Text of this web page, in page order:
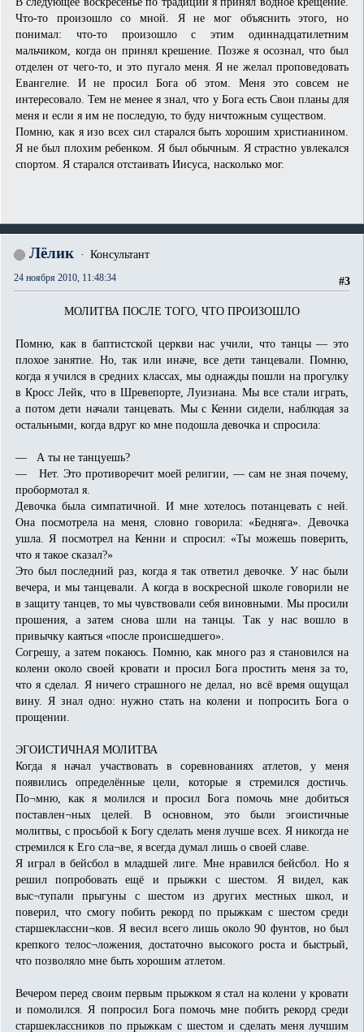
Что-то произошло со мной. Я не мог объяснить этого, но
понимал: что-то произошло с этим одиннадцатилетним
мальчиком, когда он принял крешение. Позже я осознал, что был
отделен от чего-то, и это пугало меня. Я не желал проповедовать
Евангелие. И не просил Бога об этом. Меня это совсем не
интересовало. Тем не менее я знал, что у Бога есть Свои планы для
меня и если я им не последую, то буду ничтожным существом.
Помню, как я изо всех сил старался быть хорошим христианином.
Я не был плохим ребенком. Я был обычным. Я страстно увлекался
спортом. Я старался отстаивать Иисуса, насколько мог.
Лёлик Консультант
#3
24 ноября 2010, 11:48:34
МОЛИТВА ПОСЛЕ ТОГО, ЧТО ПРОИЗОШЛО
Помню, как в баптистской церкви нас учили, что танцы — это
плохое занятие. Но, так или иначе, все дети танцевали. Помню,
когда я учился в средних классах, мы однажды пошли на прогулку
в Кросс Лейк, что в Шревепорте, Луизиана. Мы все стали играть,
а потом дети начали танцевать. Мы с Кенни сидели, наблюдая за
остальными, когда вдруг ко мне подошла девочка и спросила:
— А ты не танцуешь?
— Нет. Это противоречит моей религии, — сам не зная почему,
пробормотал я.
Девочка была симпатичной. И мне хотелось потанцевать с ней.
Она посмотрела на меня, словно говорила: «Бедняга». Девочка
ушла. Я посмотрел на Кенни и спросил: «Ты можешь поверить,
что я такое сказал?»
Это был последний раз, когда я так ответил девочке. У нас были
вечера, и мы танцевали. А когда в воскресной школе говорили не
в защиту танцев, то мы чувствовали себя виновными. Мы просили
прошения, а затем снова шли на танцы. Так у нас вошло в
привычку каяться «после происшедшего».
Согрешу, а затем покаюсь. Помню, как много раз я становился на
колени около своей кровати и просил Бога простить меня за то,
что я сделал. Я ничего страшного не делал, но всё время ощущал
вину. Я знал одно: нужно стать на колени и попросить Бога о
прощении.
ЭГОИСТИЧНАЯ МОЛИТВА
Когда я начал участвовать в соревнованиях атлетов, у меня
появились определённые цели, которые я стремился достичь.
По¬мню, как я молился и просил Бога помочь мне добиться
поставлен¬ных целей. В основном, это были эгоистичные
молитвы, с просьбой к Богу сделать меня лучше всех. Я никогда не
стремился к Его сла¬ве, я всегда думал лишь о своей славе.
Я играл в бейсбол в младшей лиге. Мне нравился бейсбол. Но я
решил попробовать ещё и прыжки с шестом. Я видел, как
выс¬тупали прыгуны с шестом из других местных школ, и
поверил, что смогу побить рекорд по прыжкам с шестом среди
старшеклассни¬ков. Я весил всего лишь около 90 фунтов, но был
крепкого телос¬ложения, достаточно высокого роста и быстрый,
что позволяло мне быть хорошим атлетом.
Вечером перед своим первым прыжком я стал на колени у кровати
и помолился. Я попросил Бога помочь мне побить рекорд среди
старшеклассников по прыжкам с шестом и сделать меня лучшим